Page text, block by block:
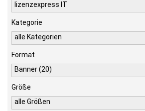
lizenzexpress IT
Kategorie
alle Kategorien
Format
Banner (20)
Größe
alle Größen